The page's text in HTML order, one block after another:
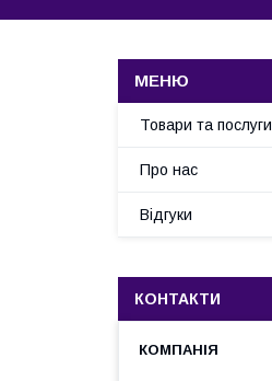
Товари та послуги
Про нас
Відгуки
КОНТАКТИ